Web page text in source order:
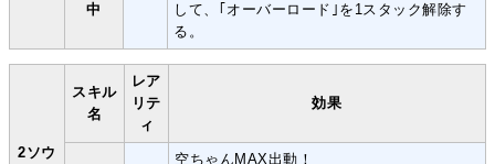
中
して、｢オーバーロード｣を1スタック解除す
る。
2ソウ
スキル
名
レア
リテ
ィ
効果
空ちゃんMAX出動！